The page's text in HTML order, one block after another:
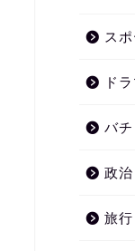
ス
ド
バ
政治
旅行